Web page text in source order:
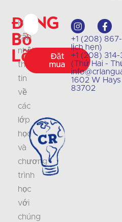
Đừng
bỏ
lỡ
Hãy
cập
nhật
thông
tin
về
các
lớp
học
và
chương
trình
học
với
chúng
Đặt
mua
+1 (208)
lịch hẹn)
+1 (208)
(Thứ Hai -
1602 W
83702